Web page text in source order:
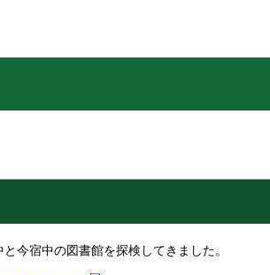
今宿中の図書館を探検してきました。